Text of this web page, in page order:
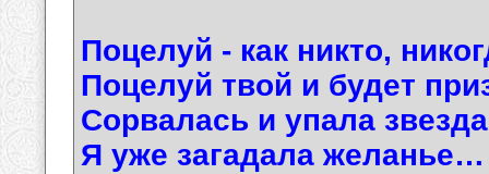
Поцелуй - как никто,
Поцелуй твой и будет
Сорвалась и упала
Я уже загадала желанье…